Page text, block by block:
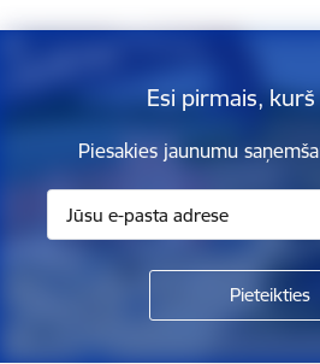
Esi pirmais,
Piesakies jaunumu